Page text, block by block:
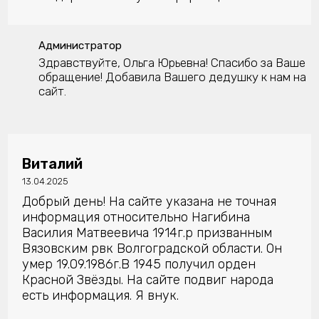
Администратор
Здравствуйте, Ольга Юрьевна! Спасибо за Ваше
обращение! Добавила Вашего дедушку к нам на
сайт.
Виталий
13.04.2025
Добрый день! На сайте указана не точная
информация относительно Нагибина
Василия Матвеевича 1914г.р призванным
Вязовским рвк Волгоградской области. Он
умер 19.09.1986г.В 1945 получил орден
Красной Звёзды. На сайте подвиг народа
есть информация. Я внук.